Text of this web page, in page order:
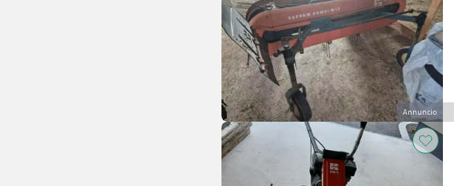
Annuncio